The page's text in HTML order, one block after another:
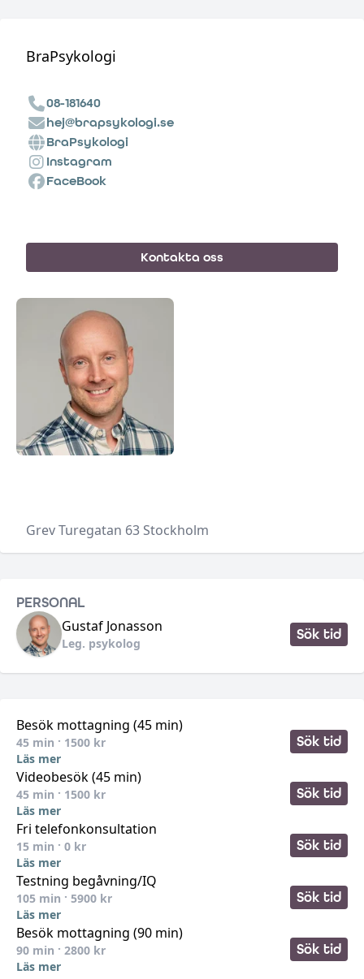
BraPsykologi
08-181640
hej@brapsykologi.se
BraPsykologi
Instagram
FaceBook
Kontakta oss
Grev Turegatan 63 Stockholm
•
PERSONAL
Gustaf Jonasson
Leg. psykolog
Sök tid
Besök mottagning (45 min)
45 min · 1500 kr
Läs mer
Sök tid
Videobesök (45 min)
45 min · 1500 kr
Läs mer
Sök tid
Fri telefonkonsultation
15 min · 0 kr
Läs mer
Sök tid
Testning begåvning/IQ
105 min · 5900 kr
Läs mer
Sök tid
Besök mottagning (90 min)
90 min · 2800 kr
Läs mer
Sök tid